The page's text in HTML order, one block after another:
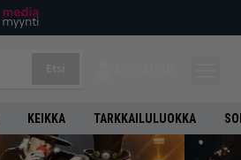
KEIKKA TARKKAILULUOKKA